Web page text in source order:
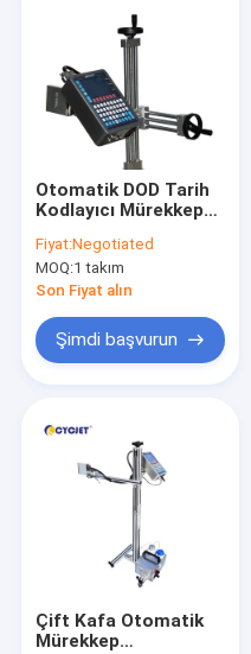
Ürün:% s
Hakkımızda
Fabrika turu
Otomatik DOD Tarih
Kodlayıcı Mürekkep
D07L-3 Talep Üzerine
Bırakılan Mürekkep
Püskürtmeli Yazıcı
Fiyat:Negotiated
MOQ:1 takım
Son Fiyat alın
Şimdi başvurun
Çift Kafa Otomatik
Mürekkep